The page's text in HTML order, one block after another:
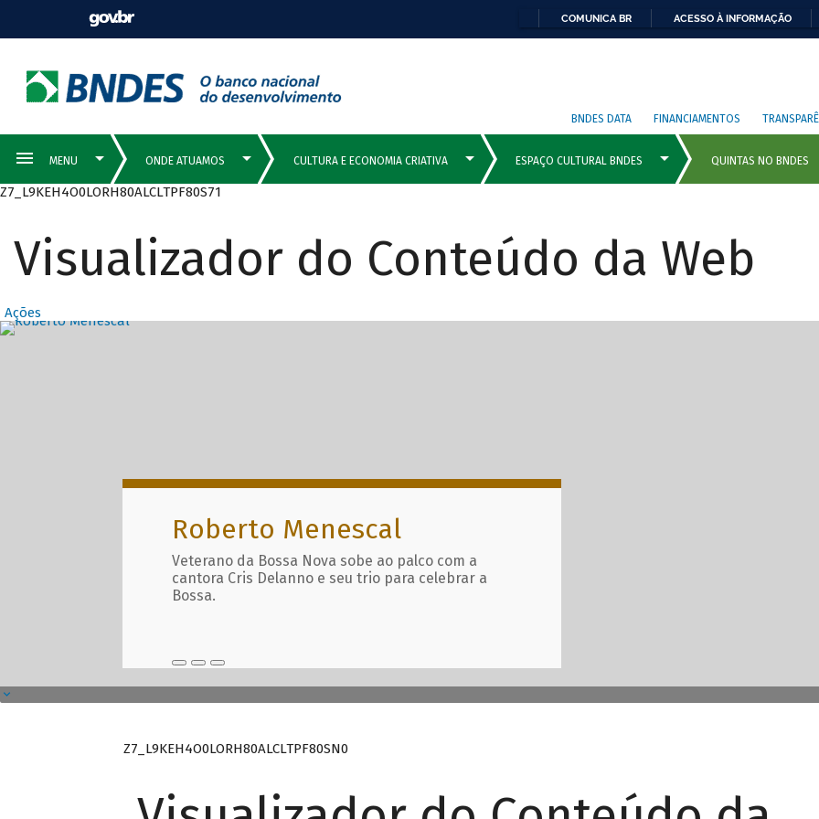
COMUNICA BR ACESSO À INFORMAÇÃO
BNDES DATA FINANCIAMENTOS
Z7_L9KEH4O0LORH80ALCLTPF80S71
Visualizador do Conteúdo da Web
Ações
Destaques Principais com
Roberto Menescal
Veterano da Bossa Nova sobe ao palco com a
cantora Cris Delanno e seu trio para celebrar a
Bossa.
Z7_L9KEH4O0LORH80ALCLTPF80SN0